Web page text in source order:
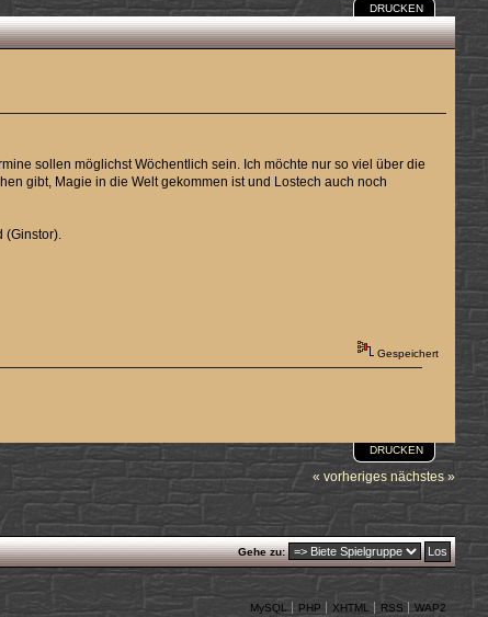
DRUCKEN
sollen möglichst Wöchentlich sein. Ich möchte nur so viel über die
gibt, Magie in die Welt gekommen ist und Lostech auch noch
(Ginstor).
Gespeichert
DRUCKEN
« vorheriges nächstes »
Gehe zu:
MySQL PHP XHTML RSS WAP2